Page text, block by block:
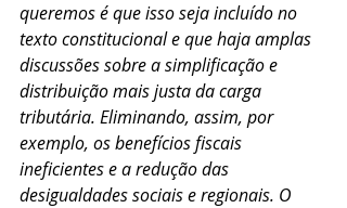
queremos é que isso seja incluído no
texto constitucional e que haja amplas
discussões sobre a simplificação e
distribuição mais justa da carga
tributária. Eliminando, assim, por
exemplo, os benefícios fiscais
ineficientes e a redução das
desigualdades sociais e regionais. O